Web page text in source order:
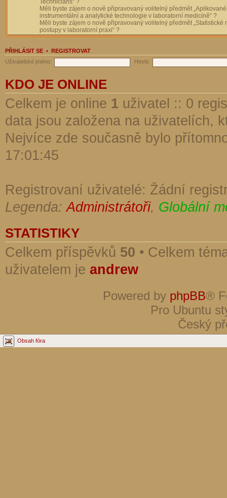
Měli byste zájem o nově připravovaný volitelný předmět „Aplikované
instrumentální a analytické technologie v laboratorní medicíně“ ?
Měli byste zájem o nově připravovaný volitelný předmět „Statistické
postupy v laboratorní praxi“ ?
PŘIHLÁSIT SE • REGISTROVAT
Uživatelské jméno:
Heslo:
KDO JE ONLINE
Celkem je online 1 uživatel :: 0
data jsou založena na uživatelích,
Nejvíce zde současně bylo
17:01:45
Registrovaní uživatelé: Žádní
Legenda:Administrátoři, Globální
STATISTIKY
Celkem příspěvků 50 • Celkem
uživatelem je andrew
Powered by phpBB®
Pro Ubuntu
Český
Obsah fóra